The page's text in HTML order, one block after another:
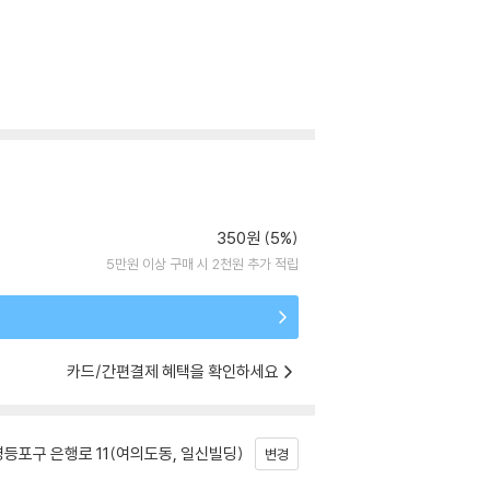
350원 (5%)
5만원 이상 구매 시 2천원 추가 적립
카드/간편결제 혜택을 확인하세요
포구 은행로 11(여의도동, 일신빌딩) 변경